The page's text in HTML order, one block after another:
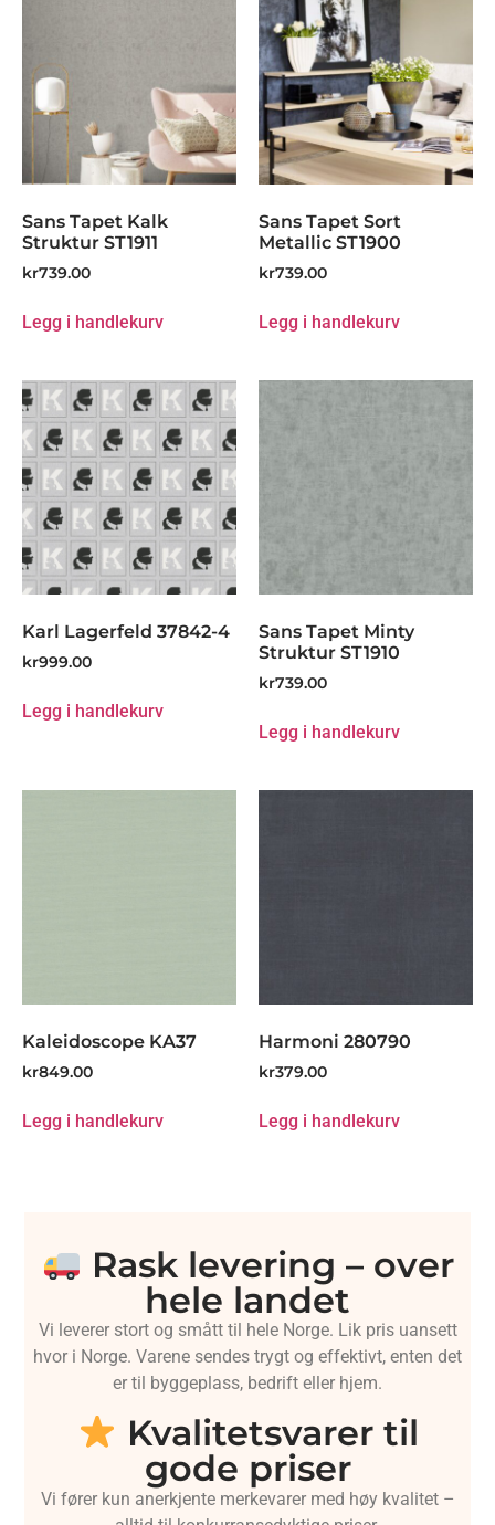
Sans Tapet Kalk
Struktur ST1911
kr739.00
Legg i handlekurv
Sans Tapet Sort
Metallic ST1900
kr739.00
Legg i handlekurv
Karl Lagerfeld 37842-4
kr999.00
Legg i handlekurv
Sans Tapet Minty
Struktur ST1910
kr739.00
Legg i handlekurv
Kaleidoscope KA37
kr849.00
Legg i handlekurv
Harmoni 280790
kr379.00
Legg i handlekurv
Rask levering – over
hele landet
Vi leverer stort og smått til hele Norge. Lik pris uansett
hvor i Norge. Varene sendes trygt og effektivt, enten det
er til byggeplass, bedrift eller hjem.
Kvalitetsvarer til
gode priser
Vi fører kun anerkjente merkevarer med høy kvalitet –